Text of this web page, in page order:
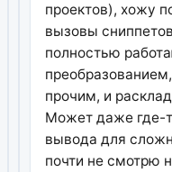
проектов), хожу
вызовы
полностью
прочим, и
Может даже где-
вывода для
почти не смотрю